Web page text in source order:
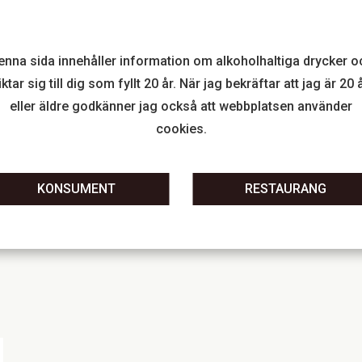
på Médocs klassiska
Arbetet i vingården är
Bland Bordeauxkännare ses
prisvärda och intressanta
>> Läs mer här.
sida innehåller information om alkoholhaltiga drycker
sig till dig som fyllt 20 år. När jag bekräftar att jag är 20
eller äldre godkänner jag också att webbplatsen använder
cookies.
KONSUMENT RESTAURANG